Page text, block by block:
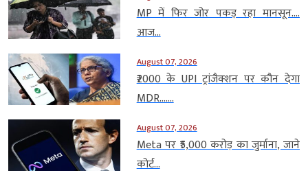
MP में फिर जोर पकड़ रहा मानसून….
आज...
August 07, 2026
₹2000 के UPI ट्रांजैक्शन पर कौन देगा
MDR…....
August 07, 2026
Meta पर ₹5,000 करोड़ का जुर्माना, जाने
कोर्ट...